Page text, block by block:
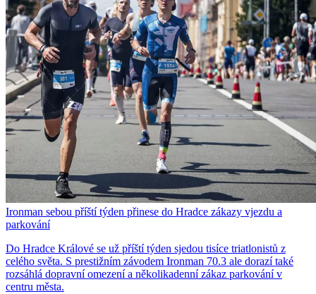
Ironman sebou příští týden přinese do Hradce zákazy vjezdu a
parkování
Do Hradce Králové se už příští týden sjedou tisíce triatlonistů z
celého světa. S prestižním závodem Ironman 70.3 ale dorazí také
rozsáhlá dopravní omezení a několikadenní zákaz parkování v
centru města.